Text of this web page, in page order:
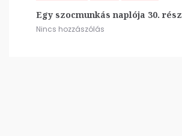
Egy szocmunkás naplója 30. rész
Nincs hozzászólás